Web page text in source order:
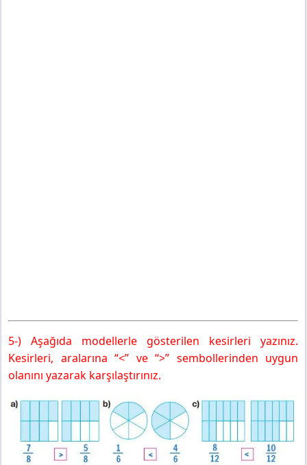
5-) Aşağıda modellerle gösterilen kesirleri yazınız.
Kesirleri, aralarına “<” ve “>” sembollerinden uygun
olanını yazarak karşılaştırınız.